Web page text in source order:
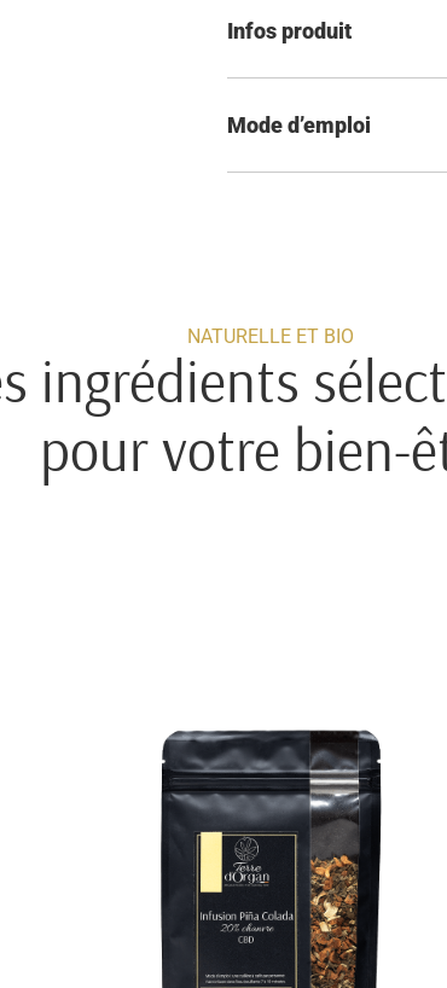
Infos produit
Mode d’emploi
NATURELLE ET BIO
ingrédients
pour votre bien-